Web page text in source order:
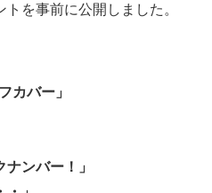
を事前に公開しました。
カバー」
ナンバー！」